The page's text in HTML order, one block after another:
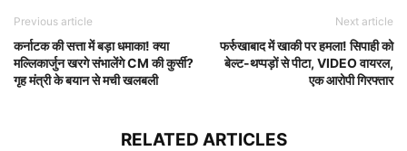
Previous article
कर्नाटक की सत्ता में बड़ा धमाका! क्या
मल्लिकार्जुन खरगे संभालेंगे CM की कुर्सी?
गृह मंत्री के बयान से मची खलबली
Next article
फर्रुखाबाद में खाकी पर हमला! सिपाही को
बेल्ट-थप्पड़ों से पीटा, VIDEO वायरल,
एक आरोपी गिरफ्तार
RELATED ARTICLES